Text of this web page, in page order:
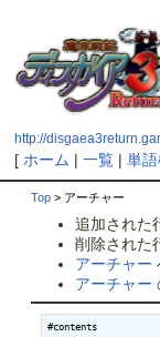
http://
[ ホーム |一覧 |単
Top > アーチャー
追加された
削除された
アーチャー
アーチャー
#contents